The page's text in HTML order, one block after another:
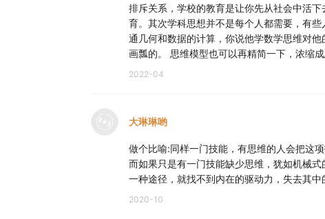
我们的祖先打了一只兔子，然后告诉自己的孩
于是孩子知道了，肉比苹果好吃。
这就是“比较思维”，当人类开始出现比较思维
这时候就有了等于和不等于的概念。
你看，这才是等于号这个符号背后的思维方式。
可你要知道，这看起来一点用也没有。
排斥关系，学校的教育是让你先从社会中活
育。其次学科思想并不是每个人都需要，有
通几何和数据的计算，你说他学数学思维对
画瓢的。 思维模型也可以再精简一下，浓缩
2022-04
大琳琳哟
做个比喻:同样一门技能，有思维的人会把这
而如果只是有一门技能缺少思维，犹如机械
一种途径，就找不到内在的驱动力，失去其
2020-10